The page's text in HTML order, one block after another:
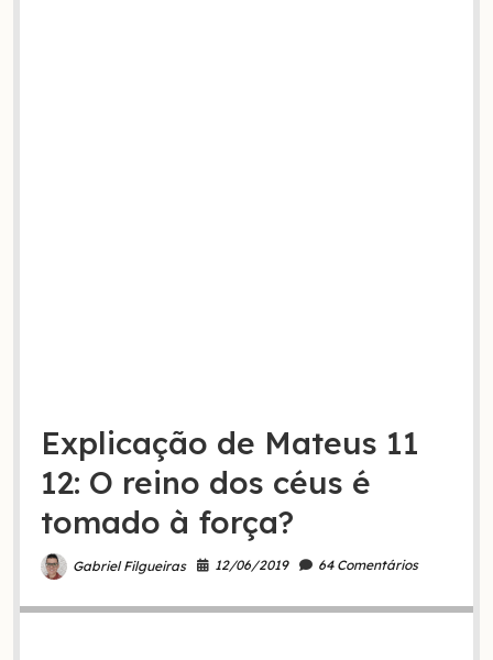
Explicação de Mateus 11
12: O reino dos céus é
tomado à força?
Gabriel Filgueiras 12/06/2019 64 Comentários